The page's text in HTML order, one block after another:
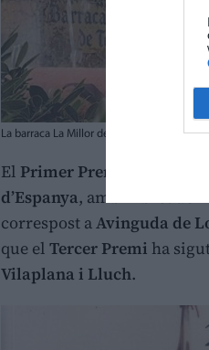
La barraca La Millor de Totes, amb un
El Primer Premi
d’Espanya, amb llibret de
correspost aAvinguda de
que el Tercer Premi ha
Vilaplana i Lluch.